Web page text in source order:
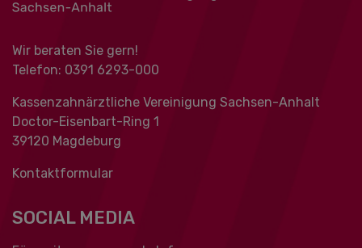
Wir beraten Sie gern!
Telefon: 0391 ‍6293-000
Kassenzahnärztliche Vereinigung Sachsen-Anhalt
Doctor-Eisenbart-Ring 1
39120 Magdeburg
Kontaktformular
SOCIAL MEDIA